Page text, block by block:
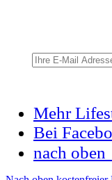
Mehr
Bei
nach oben